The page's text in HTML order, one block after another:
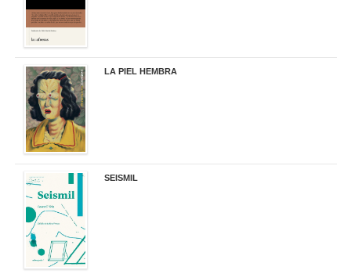
LA PIEL HEMBRA
SEISMIL